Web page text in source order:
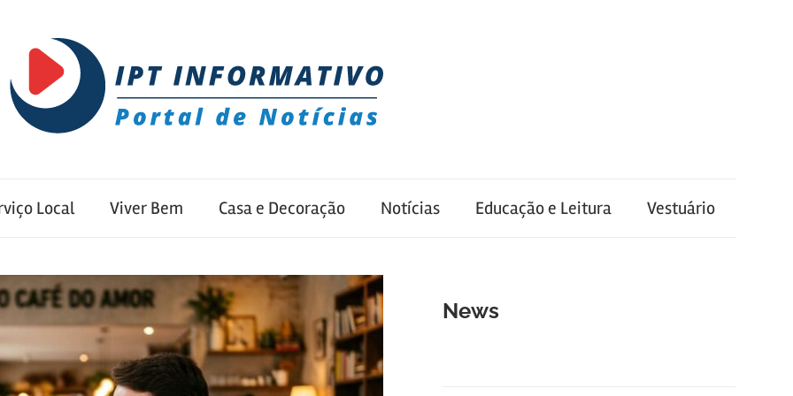
Local Viver Bem Casa e Decoração Notícias Educação e Leitura Vestuário
News